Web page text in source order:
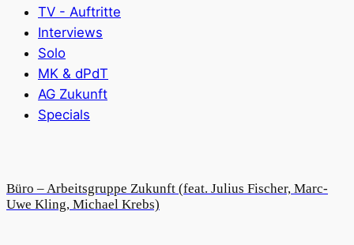
TV - Auftritte
Interviews
Solo
MK & dPdT
AG Zukunft
Specials
Büro – Arbeitsgruppe Zukunft (feat. Julius Fischer, Marc-
Uwe Kling, Michael Krebs)